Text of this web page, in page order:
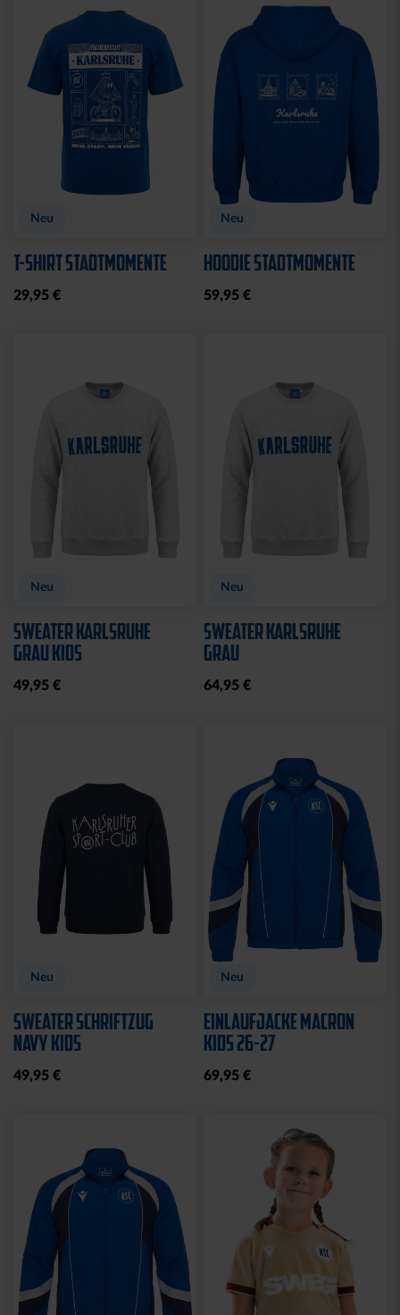
Neu
T-SHIRT STADTMOMENTE
29,95 €
Neu
HOODIE STADTMOMENTE
59,95 €
Neu
SWEATER KARLSRUHE
GRAU KIDS
49,95 €
Neu
SWEATER KARLSRUHE
GRAU
64,95 €
Neu
SWEATER SCHRIFTZUG
NAVY KIDS
49,95 €
Neu
EINLAUFJACKE MACRON
KIDS 26-27
69,95 €